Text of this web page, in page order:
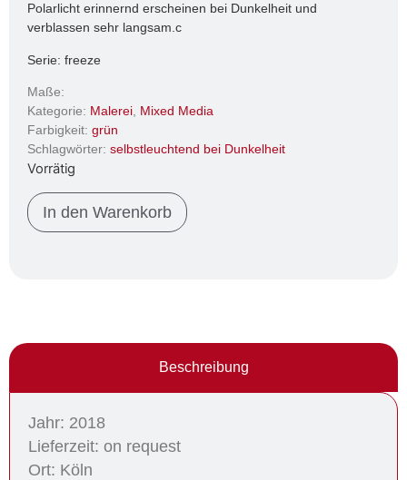
Polarlicht erinnernd erscheinen bei Dunkelheit und
verblassen sehr langsam.c
Serie: freeze
Maße:
Kategorie: Malerei Mixed Media
Farbigkeit: grün
Schlagwörter: selbstleuchtend bei Dunkelheit
Vorrätig
In den Warenkorb
Beschreibung
Jahr: 2018
Lieferzeit: on request
Ort: Köln